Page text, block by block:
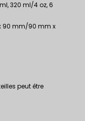
320 ml/4 oz, 6
90 mm/90 mm x
peut être